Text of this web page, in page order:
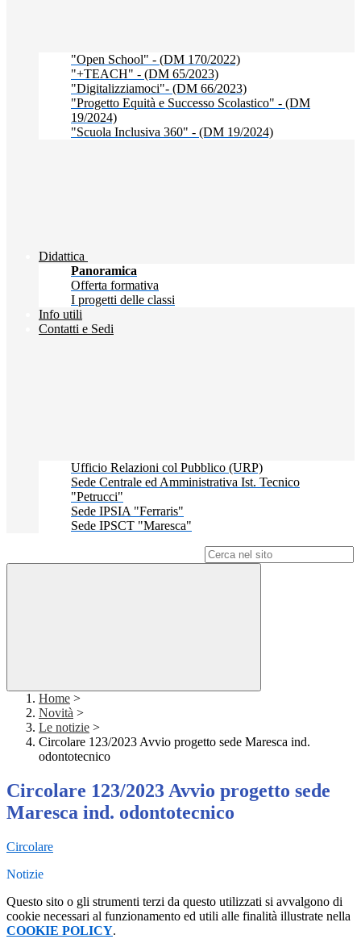
"Open School" - (DM 170/2022)
"+TEACH" - (DM 65/2023)
"Digitalizziamoci"- (DM 66/2023)
"Progetto Equità e Successo Scolastico" - (DM
19/2024)
"Scuola Inclusiva 360" - (DM 19/2024)
Didattica
Panoramica
Offerta formativa
I progetti delle classi
Info utili
Contatti e Sedi
Ufficio Relazioni col Pubblico (URP)
Sede Centrale ed Amministrativa Ist. Tecnico
"Petrucci"
Sede IPSIA "Ferraris"
Sede IPSCT "Maresca"
Home >
Novità >
Le notizie >
Circolare 123/2023 Avvio progetto sede Maresca ind.
odontotecnico
Circolare 123/2023 Avvio progetto sede
Maresca ind. odontotecnico
Circolare
Notizie
Questo sito o gli strumenti terzi da questo utilizzati si avvalgono di
cookie necessari al funzionamento ed utili alle finalità illustrate nella
COOKIE POLICY.